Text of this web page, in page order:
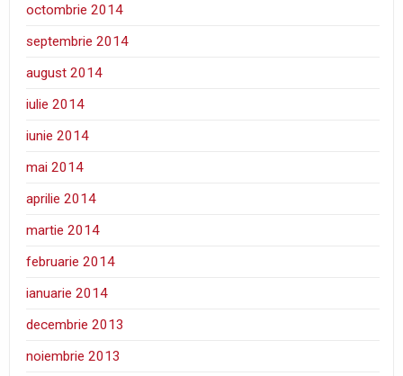
octombrie 2014
septembrie 2014
august 2014
iulie 2014
iunie 2014
mai 2014
aprilie 2014
martie 2014
februarie 2014
ianuarie 2014
decembrie 2013
noiembrie 2013